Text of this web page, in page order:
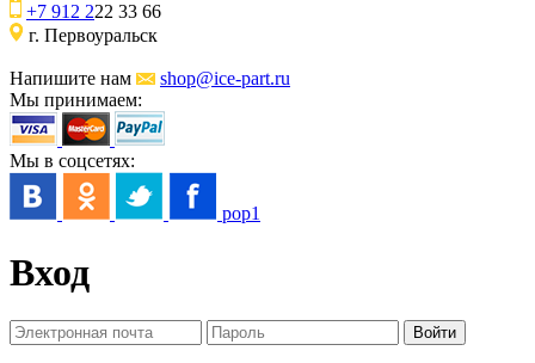
+7 912 222 33 66
г. Первоуральск
Напишите нам
shop@ice-part.ru
Мы принимаем:
Мы в соцсетях:
pop1
Вход